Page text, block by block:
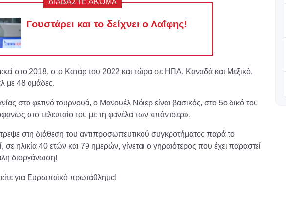
ΔΙΑΒΑΣΤΕ ΑΚΟΜΑ
Γουστάρει και το δείχνει ο Λαΐφης!
στο 2018, στο Κατάρ του 2022 και τώρα σε ΗΠΑ, Καναδά και Μεξικό,
με 48 ομάδες.
στο φετινό τουρνουά, ο Μανουέλ Νόιερ είναι βασικός, στο 5ο δικό του
στο τελευταίο του με τη φανέλα των «πάντσερ».
στη διάθεση του αντιπροσωπευτικού συγκροτήματος παρά το
ηλικία 40 ετών και 79 ημερών, γίνεται ο γηραιότερος που έχει παραστεί
διοργάνωση!
είτε για Ευρωπαϊκό πρωτάθλημα!